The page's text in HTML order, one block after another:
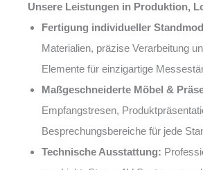
Unsere Leistungen in Produktion,
Fertigung individueller
Materialien, präzise Verarbeitung
Elemente für einzigartige
Maßgeschneiderte Möbel &
Empfangstresen,
Besprechungsbereiche für jede
Technische Ausstattung: